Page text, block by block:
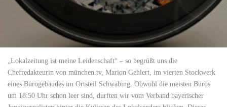
„Lokalzeitung ist meine Leidenschaft“ – so begrüßt uns die
Chefredakteurin von münchen.tv, Marion Gehlert, im vierten Stockwerk
eines Bürogebäudes im Ortsteil Schwabing. Obwohl die meisten Büros
um 18:50 Uhr schon leer sind, durften wir vom Verband bayerischer